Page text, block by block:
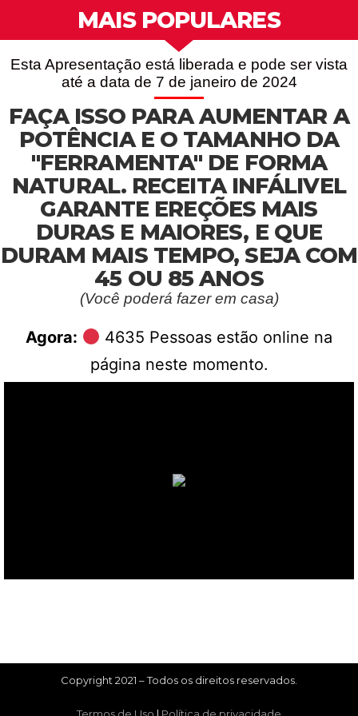
MAIS POPULARES
Esta Apresentação está liberada e pode ser vista
até a data de 7 de janeiro de 2024
FAÇA ISSO PARA AUMENTAR A
POTÊNCIA E O TAMANHO DA
"FERRAMENTA" DE FORMA
NATURAL. RECEITA INFÁLIVEL
GARANTE EREÇÕES MAIS
DURAS E MAIORES, E QUE
DURAM MAIS TEMPO, SEJA COM
45 OU 85 ANOS
(Você poderá fazer em casa)
Agora: 4635 Pessoas estão online na
página neste momento.
Copyright 2021 – Todos os direitos reservados.
Termos de Uso | Política de privacidade